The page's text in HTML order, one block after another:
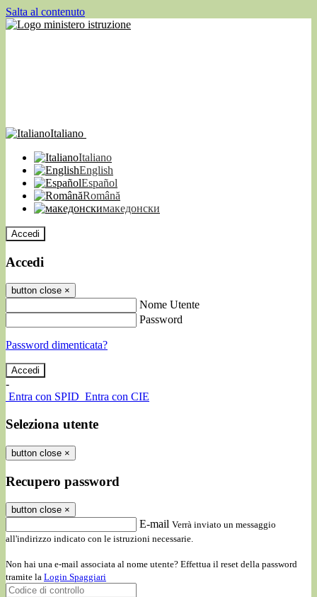
Salta al contenuto
Italiano
Italiano
English
Español
Română
македонски
Accedi
Accedi
button close ×
Nome Utente
Password
Password dimenticata?
-
Entra con SPID Entra con CIE
Seleziona utente
button close ×
Recupero password
button close ×
E-mail Verrà inviato un messaggio
all'indirizzo indicato con le istruzioni necessarie.
Non hai una e-mail associata al nome utente? Effettua il reset della password
tramite la Login Spaggiari